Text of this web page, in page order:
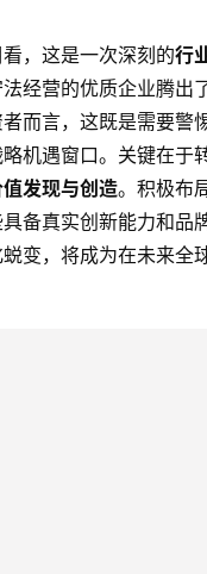
，这是一次深刻的行
经营的优质企业腾出
而言，这既是需要警
机遇窗口。关键在于
发现与创造。积极布
备真实创新能力和品
变，将成为在未来全